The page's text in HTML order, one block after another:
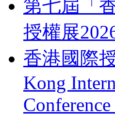
第七屆「
授權展
香港國際
Kong